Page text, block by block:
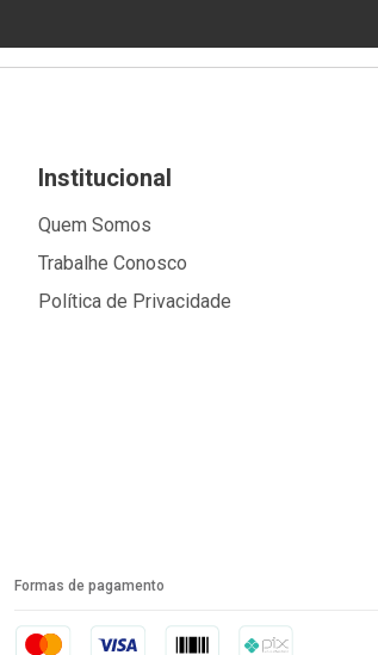
Institucional
Quem Somos
Trabalhe Conosco
Política de Privacidade
Formas de pagamento